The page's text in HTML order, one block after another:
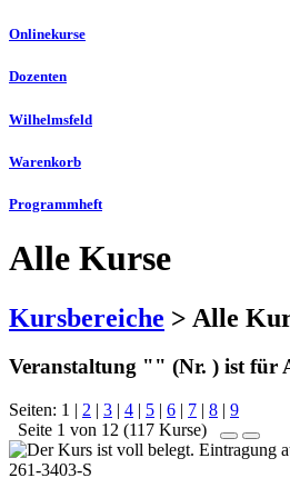
Onlinekurse
Dozenten
Wilhelmsfeld
Warenkorb
Programmheft
Alle Kurse
Kursbereiche > Alle
Veranstaltung "" (Nr. ) ist für
Seiten: 1 | 2 | 3 | 4 | 5 | 6 | 7 | 8 | 9
Seite 1 von 12 (117 Kurse)
261-3403-S